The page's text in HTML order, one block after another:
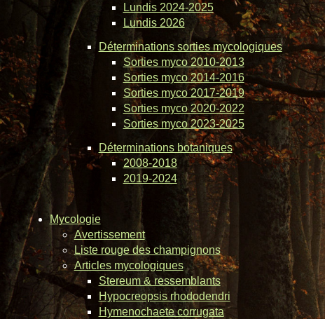
Lundis 2024-2025
Lundis 2026
Déterminations sorties mycologiques
Sorties myco 2010-2013
Sorties myco 2014-2016
Sorties myco 2017-2019
Sorties myco 2020-2022
Sorties myco 2023-2025
Déterminations botaniques
2008-2018
2019-2024
Mycologie
Avertissement
Liste rouge des champignons
Articles mycologiques
Stereum & ressemblants
Hypocreopsis rhododendri
Hymenochaete corrugata